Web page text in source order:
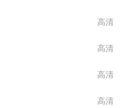
高清
高清
高清
高清